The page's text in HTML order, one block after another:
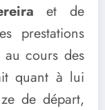
et de
prestations
au cours des
quant à lui
de départ,